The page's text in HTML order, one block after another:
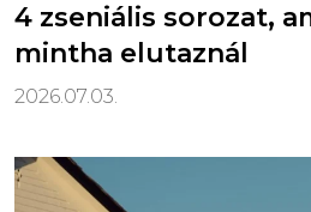
4 zseniális sorozat,
mintha elutaznál
2026.07.03.